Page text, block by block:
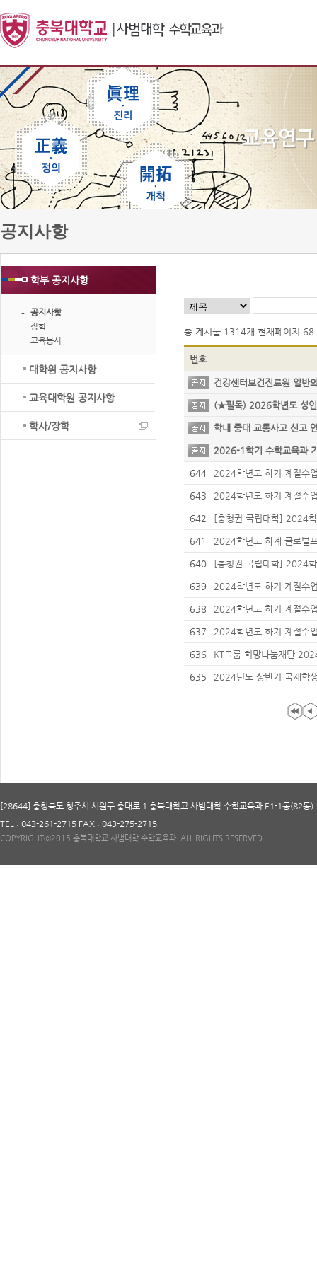
학부 공지사항
공지사항
장학
교육봉사
대학원 공지사항
교육대학원 공지사항
학사/장학
공지사항
총 게시물 1314개 현재페이지 68
번호
건강센터보건진료원 일
(★필독) 2026학년도 성
학내 중대 교통사고 신고
2026-1학기 수학교육과
원 프로그램 신청 안내
644
2024학년도 하기 계절수
학 안내(5차)
643
2024학년도 하기 계절수
학 안내(4차)
642
[충청권 국립대학] 2024
대학교 학점 교류 안내
641
2024학년도 하계 글로벌
자 선발 안내
640
[충청권 국립대학] 2024
대학교 학점 교류 안내
639
2024학년도 하기 계절수
학 안내(3차)
638
2024학년도 하기 계절수
학 안내(2차)
637
2024학년도 하기 계절수
안내
636
KT그룹 희망나눔재단
학생 멘토 추천 안내
635
2024년도 상반기 국제학
사 안내
[28644] 충청북도 청주시 서원구 충대로 1 충북대학교 사범대학 수학교육과 E1-1동(82동)
TEL : 043-261-2715 FAX : 043-275-2715
COPYRIGHTⓒ2015 충북대학교 사범대학 수학교육과. ALL RIGHTS RESERVED.